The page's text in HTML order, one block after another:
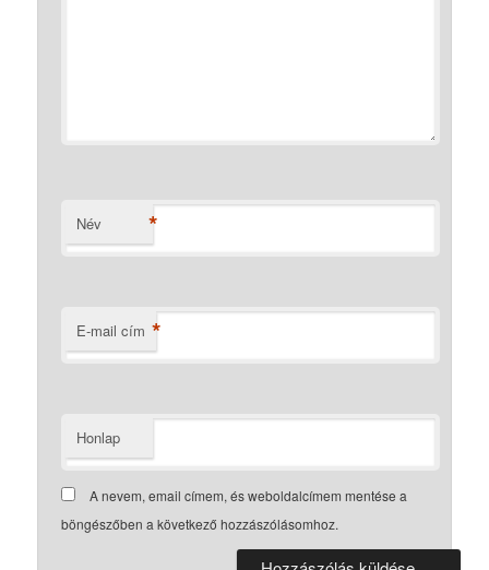
Név *
E-mail cím *
Honlap
A nevem, email címem, és weboldalcímem mentése a
böngészőben a következő hozzászólásomhoz.